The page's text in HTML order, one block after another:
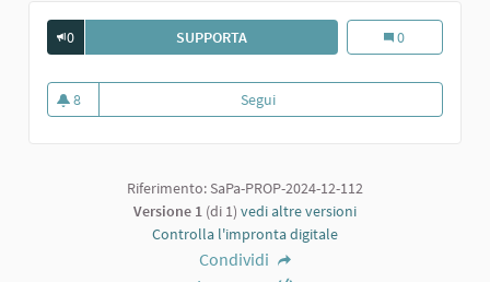
0 SUPPORTASALA CONFERENZE Sala conferenze
0
8
8 sostenitori
Segui
Riferimento: SaPa-PROP-2024-12-112
Versione 1 (di 1) vedi altre versioni
Controlla l'impronta digitale
Condividi